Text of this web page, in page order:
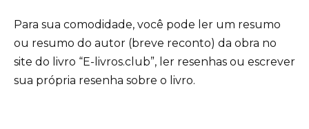
Para sua comodidade, você pode ler um resumo
ou resumo do autor (breve reconto) da obra no
site do livro “E-livros.club”, ler resenhas ou escrever
sua própria resenha sobre o livro.